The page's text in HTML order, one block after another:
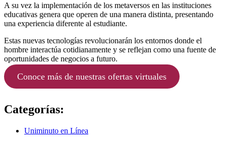
A su vez la implementación de los metaversos en las instituciones
educativas genera que operen de una manera distinta, presentando
una experiencia diferente al estudiante.
Estas nuevas tecnologías revolucionarán los entornos donde el
hombre interactúa cotidianamente y se reflejan como una fuente de
oportunidades de negocios a futuro.
Conoce más de nuestras ofertas virtuales
Categorías:
Uniminuto en Línea